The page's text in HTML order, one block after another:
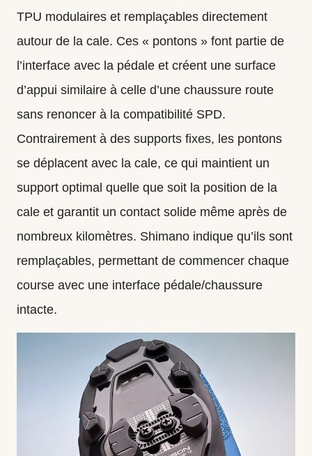
TPU modulaires et remplaçables directement
autour de la cale. Ces « pontons » font partie de
l’interface avec la pédale et créent une surface
d’appui similaire à celle d’une chaussure route
sans renoncer à la compatibilité SPD.
Contrairement à des supports fixes, les pontons
se déplacent avec la cale, ce qui maintient un
support optimal quelle que soit la position de la
cale et garantit un contact solide même après de
nombreux kilomètres. Shimano indique qu’ils sont
remplaçables, permettant de commencer chaque
course avec une interface pédale/chaussure
intacte.